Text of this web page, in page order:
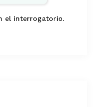
el interrogatorio.